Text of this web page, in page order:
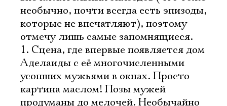
необычно, почти всегда есть эпизоды,
которые не впечатляют), поэтому
отмечу лишь самые запомнящиеся.
1. Сцена, где впервые появляется дом
Аделаиды с её многочисленными
усопших мужьями в окнах. Просто
картина маслом! Позы мужей
продуманы до мелочей. Необычайно